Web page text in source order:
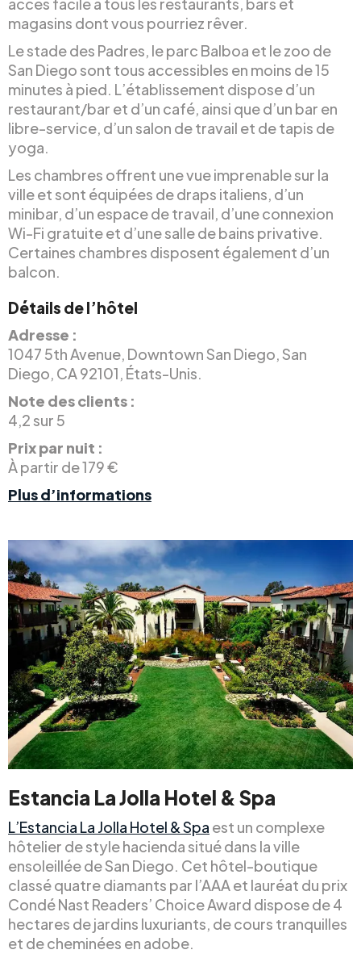
magasins dont vous pourriez rêver.
Le stade des Padres, le parc Balboa et le zoo de
San Diego sont tous accessibles en moins de 15
minutes à pied. L’établissement dispose d’un
restaurant/bar et d’un café, ainsi que d’un bar en
libre-service, d’un salon de travail et de tapis de
yoga.
Les chambres offrent une vue imprenable sur la
ville et sont équipées de draps italiens, d’un
minibar, d’un espace de travail, d’une connexion
Wi-Fi gratuite et d’une salle de bains privative.
Certaines chambres disposent également d’un
balcon.
Détails de l’hôtel
Adresse :
1047 5th Avenue, Downtown San Diego, San
Diego, CA 92101, États-Unis.
Note des clients :
4,2 sur 5
Prix par nuit :
À partir de 179 €
Plus d’informations
Estancia La Jolla Hotel & Spa
L’Estancia La Jolla Hotel & Spa est un complexe
hôtelier de style hacienda situé dans la ville
ensoleillée de San Diego. Cet hôtel-boutique
classé quatre diamants par l’AAA et lauréat du prix
Condé Nast Readers’ Choice Award dispose de 4
hectares de jardins luxuriants, de cours tranquilles
et de cheminées en adobe.